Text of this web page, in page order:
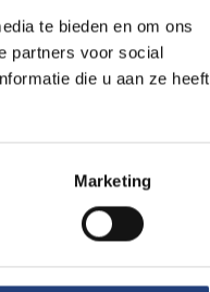
te bieden en om ons
partners voor social
die u aan ze heeft
Marketing